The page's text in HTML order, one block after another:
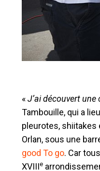
«J’ai découvert
Tambouille, qui a
pleurotes, shiitakes
Orlan, sous une
good To go. Car
XVIIIe